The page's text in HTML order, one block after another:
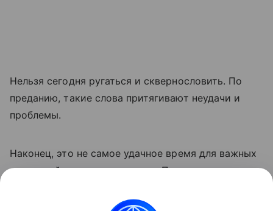
Нельзя сегодня ругаться и сквернословить. По
преданию, такие слова притягивают неудачи и
проблемы.
Наконец, это не самое удачное время для важных
начинаний и дальних поездок. По поверьям они
препятствиями и сложностями.